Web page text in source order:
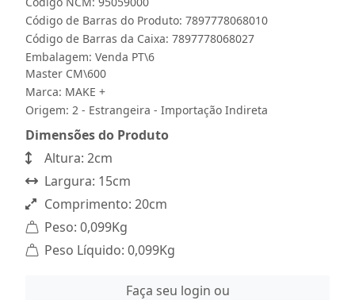
Código de Barras do Produto: 7897778068010
Código de Barras da Caixa: 7897778068027
Embalagem: Venda PT\6
Master CM\600
Marca: MAKE +
Origem: 2 - Estrangeira - Importação Indireta
Dimensões do Produto
Altura: 2cm
Largura: 15cm
Comprimento: 20cm
Peso: 0,099Kg
Peso Líquido: 0,099Kg
Faça seu login ou